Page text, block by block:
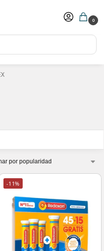
0
-30%
(compras superiores a 150€)
-11%